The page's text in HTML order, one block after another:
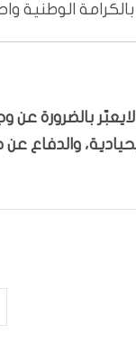
الوطنية
بالضرورة
والدفاع عن